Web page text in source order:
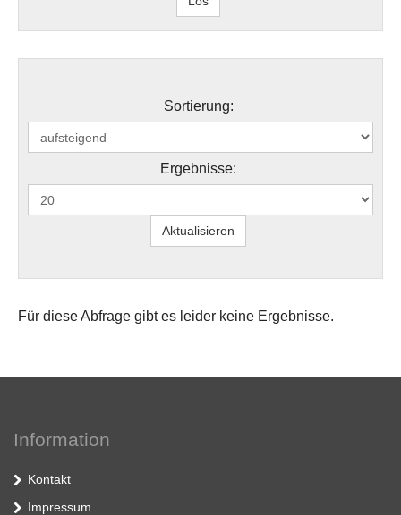
Sortierung:
Ergebnisse:
Für diese Abfrage gibt es leider keine Ergebnisse.
Information
Kontakt
Impressum